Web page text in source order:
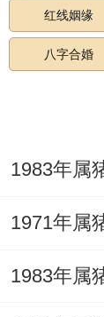
红线姻缘
八字合婚